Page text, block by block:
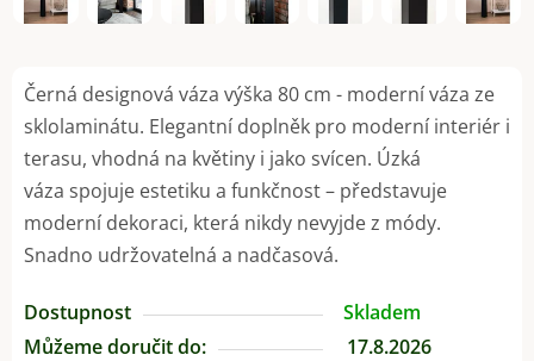
Černá designová váza výška 80 cm - moderní váza ze
sklolaminátu. Elegantní doplněk pro moderní interiér i
terasu, vhodná na květiny i jako svícen. Úzká
váza spojuje estetiku a funkčnost – představuje
moderní dekoraci, která nikdy nevyjde z módy.
Snadno udržovatelná a nadčasová.
Dostupnost
Skladem
Můžeme doručit do:
17.8.2026